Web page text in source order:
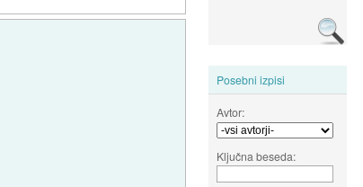
Posebni izpisi
Avtor:
Ključna beseda: